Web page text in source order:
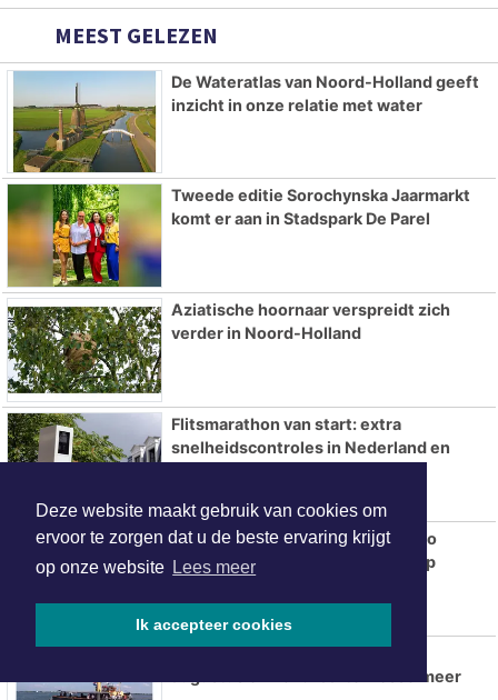
Deze website maakt gebruik van cookies om
ervoor te zorgen dat u de beste ervaring krijgt
op onze website Lees meer
Ik accepteer cookies
MEEST GELEZEN
De Wateratlas van Noord-Holland geeft
inzicht in onze relatie met water
Tweede editie Sorochynska Jaarmarkt
komt er aan in Stadspark De Parel
Aziatische hoornaar verspreidt zich
verder in Noord-Holland
Flitsmarathon van start: extra
snelheidscontroles in Nederland en
Betaalbare trouwringen kopen: zo
bespaar je zonder in te leveren op
Stoomsloepenweekend 15 & 16
augustus en Rondvaarten IJsselmeer